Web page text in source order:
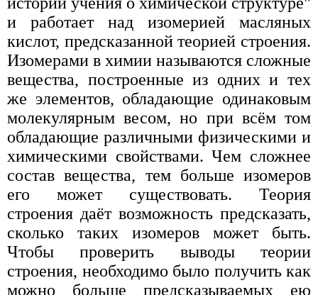
и работает над изомерией масляных
кислот, предсказанной теорией строения.
Изомерами в химии называются сложные
вещества, построенные из одних и тех
же элементов, обладающие одинаковым
молекулярным весом, но при всём том
обладающие различными физическими и
химическими свойствами. Чем сложнее
состав вещества, тем больше изомеров
его может существовать. Теория
строения даёт возможность предсказать,
сколько таких изомеров может быть.
Чтобы проверить выводы теории
строения, необходимо было получить как
можно больше предсказываемых ею